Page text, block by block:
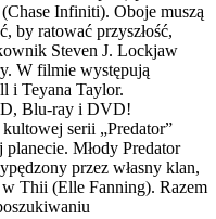
Infiniti). Oboje muszą
by ratować przyszłość,
Steven J. Lockjaw
W filmie występują
i Teyana Taylor.
Blu-ray i DVD!
serii „Predator”
planecie. Młody Predator
przez własny klan,
Thii (Elle Fanning). Razem